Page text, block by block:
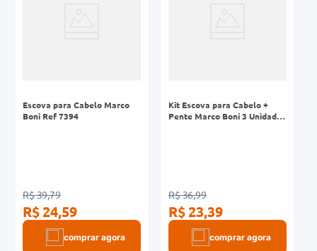
Escova para Cabelo Marco
Boni Ref 7394
R$ 39,79
R$ 24,59
comprar agora
Kit Escova para Cabelo +
Pente Marco Boni 3 Unidades
R$ 36,99
R$ 23,39
comprar agora